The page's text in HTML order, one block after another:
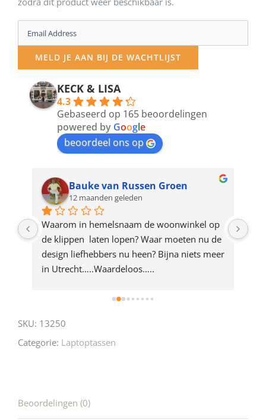
Enter
your
email
address
product
MELD JE AAN BIJ DE WACHTLIJST
KECK & LISA
4.3
Gebaseerd op 165 beoordelingen
powered by Google
beoordeel ons op
Bauke van Russen Groen
12 maanden geleden
Waarom in hemelsnaam de woonwinkel op
de klippen  laten lopen? Waar moeten nu de
design liefhebbers nu heen? Bijna niets meer
in Utrecht…..Waardeloos…..
SKU: 13250
Categorie: Laptoptassen
Beoordelingen (0)